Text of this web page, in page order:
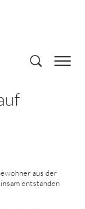
aus der
entstanden